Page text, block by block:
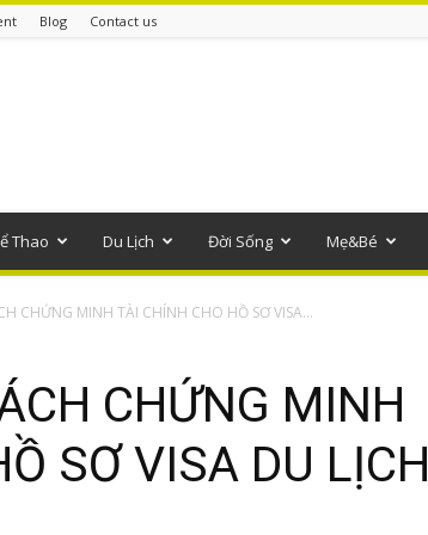
Blog Contact us
Thao Du Lịch Đời Sống Mẹ&Bé
CHỨNG MINH TÀI CHÍNH CHO HỒ SƠ VISA...
CHỨNG MINH
SƠ VISA DU LỊCH